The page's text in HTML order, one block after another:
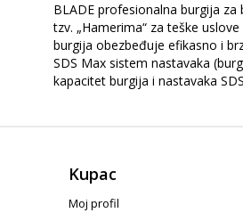
BLADE profesionalna burgija
tzv. „Hamerima“ za teške
burgija obezbeđuje efikasno i
SDS Max sistem nastavaka
kapacitet burgija i nastavaka
Kupac
Moj profil